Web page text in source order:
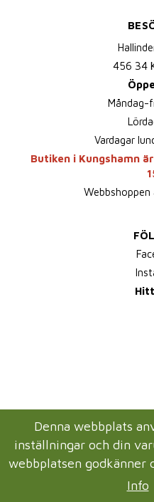
456 34
Måndag-
Vardagar
Butiken i Kungshamn
Webbshoppen
Drift &
Denna webbplats
inställningar och din
webbplatsen godkänner
Info